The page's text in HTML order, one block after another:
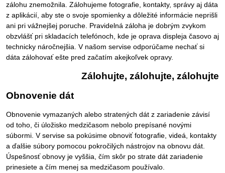
zálohu znemožnila. Zálohujeme fotografie, kontakty, správy aj dáta
z aplikácií, aby ste o svoje spomienky a dôležité informácie neprišli
ani pri vážnejšej poruche. Pravidelná záloha je dobrým zvykom
obzvlášť pri skladacích telefónoch, kde je oprava displeja časovo aj
technicky náročnejšia. V našom servise odporúčame nechať si
dáta zálohovať ešte pred začatím akejkoľvek opravy.
Zálohujte, zálohujte, zálohujte
Obnovenie dát
Obnovenie vymazaných alebo stratených dát z zariadenie závisí
od toho, či úložisko medzičasom nebolo prepísané novými
súbormi. V servise sa pokúsime obnoviť fotografie, videá, kontakty
a ďalšie súbory pomocou pokročilých nástrojov na obnovu dát.
Úspešnosť obnovy je vyššia, čím skôr po strate dát zariadenie
prinesiete a čím menej sa medzičasom používalo.